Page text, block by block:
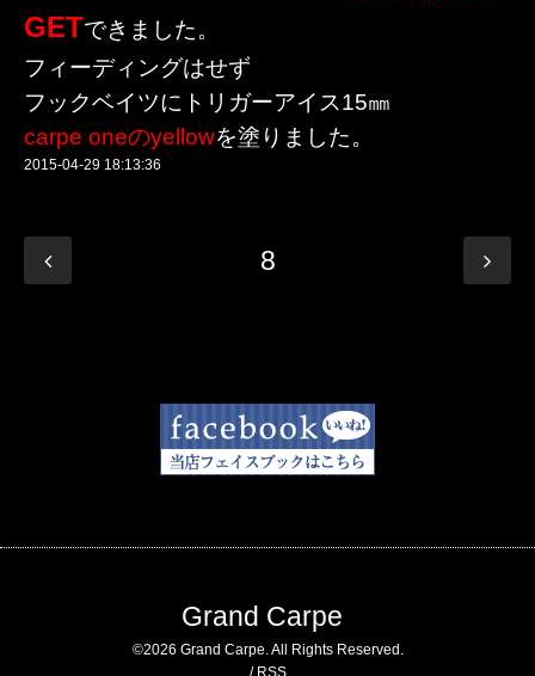
GETできました。
フィーディングはせず
フックベイツにトリガーアイス15㎜
carpe oneのyellowを塗りました。
2015-04-29 18:13:36
8
Grand Carpe
©2026 Grand Carpe. All Rights Reserved.
/ RSS